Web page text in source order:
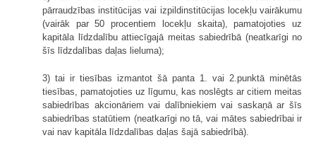
pārraudzības institūcijas vai izpildinstitūcijas locekļu vairākumu
(vairāk par 50 procentiem locekļu skaita), pamatojoties uz
kapitāla līdzdalību attiecīgajā meitas sabiedrībā (neatkarīgi no
šīs līdzdalības daļas lieluma);
3) tai ir tiesības izmantot šā panta 1. vai 2.punktā minētās
tiesības, pamatojoties uz līgumu, kas noslēgts ar citiem meitas
sabiedrības akcionāriem vai dalībniekiem vai saskaņā ar šīs
sabiedrības statūtiem (neatkarīgi no tā, vai mātes sabiedrībai ir
vai nav kapitāla līdzdalības daļas šajā sabiedrībā).